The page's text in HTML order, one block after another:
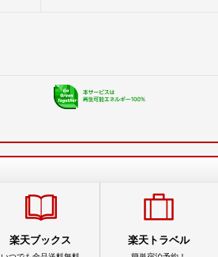
楽天ブックス 楽天トラベル